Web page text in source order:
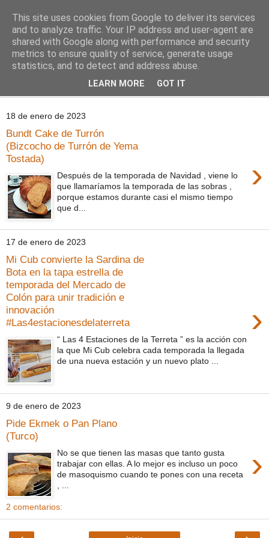
Comoju
La Cocina del Día a Día y el día a día de la Gastronomía
18 de enero de 2023
Bundt Cake de Turrón
(Bizcocho de Turrón de Yema
Tostada)
›
Después de la temporada de Navidad , viene lo
que llamaríamos la temporada de las sobras ,
porque estamos durante casi el mismo tiempo
que d...
17 de enero de 2023
Mi Cub convierte la Sardina de
Bota en la tapa estrella de
temporada del Mercado de
Colón para unir tradición e
innovación
#Las4estacionesdelaterreta
›
“ Las 4 Estaciones de la Terreta ” es la acción con
la que Mi Cub celebra cada temporada la llegada
de una nueva estación y un nuevo plato ...
9 de enero de 2023
Pide Ekmek o Pan Plano
(Turco)
›
No se que tienen las masas que tanto gusta
trabajar con ellas. A lo mejor es incluso un poco
de masoquismo cuando te pones con una receta
, ...
2 comentarios:
This site uses cookies from Google to deliver its services
and to analyze traffic. Your IP address and user-agent are
shared with Google along with performance and security
metrics to ensure quality of service, generate usage
statistics, and to detect and address abuse.
LEARN MORE GOT IT